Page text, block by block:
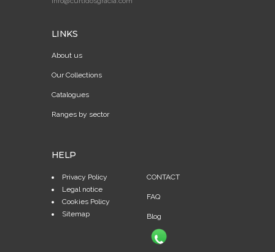
LINKS
About us
Our Collections
Catalogues
Ranges by sector
HELP
Privacy Policy
Legal notice
Cookies Policy
Sitemap
CONTACT
FAQ
Blog